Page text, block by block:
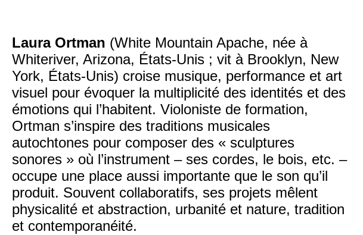
Laura Ortman (White Mountain Apache, née à
Whiteriver, Arizona, États-Unis ; vit à Brooklyn, New
York, États-Unis) croise musique, performance et art
visuel pour évoquer la multiplicité des identités et des
émotions qui l’habitent. Violoniste de formation,
Ortman s’inspire des traditions musicales
autochtones pour composer des « sculptures
sonores » où l’instrument – ses cordes, le bois, etc. –
occupe une place aussi importante que le son qu’il
produit. Souvent collaboratifs, ses projets mêlent
physicalité et abstraction, urbanité et nature, tradition
et contemporanéité.